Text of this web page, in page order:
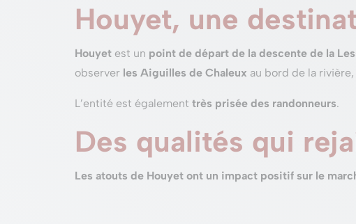
Houyet, une
Houyet est un point de départ de la descente de la
observer les Aiguilles de Chaleux au bord de la
L’entité est également très prisée des randonneurs.
Des qualités qui
Les atouts de Houyet ont un impact positif sur le